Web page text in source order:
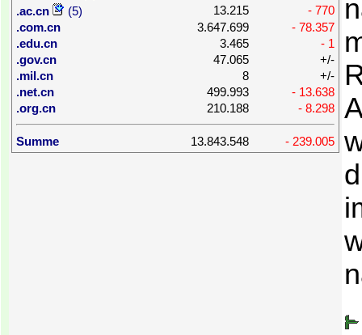
.ac.cn
(5) 13.215
- 770
.com.cn
3.647.699
- 78.357
.edu.cn
3.465
- 1
.gov.cn
47.065
+/-
.mil.cn
8
+/-
.net.cn
499.993
- 13.638
.org.cn
210.188 - 8.298
Summe 13.843.548 - 239.005